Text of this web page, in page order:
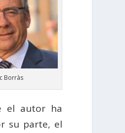
Borràs
el autor ha
su parte, el